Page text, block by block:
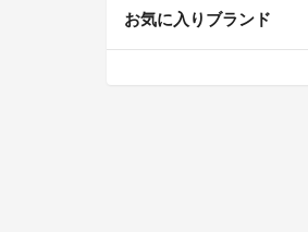
お気に入りブランド